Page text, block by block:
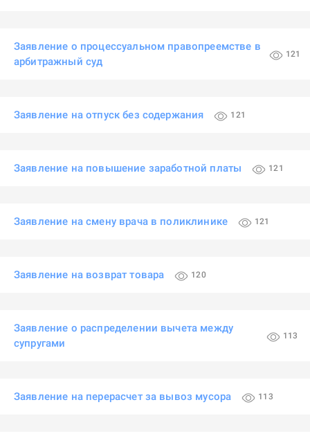
Заявление о процессуальном правопреемстве в
арбитражный суд
121
Заявление на отпуск без содержания 121
Заявление на повышение заработной платы 121
Заявление на смену врача в поликлинике 121
Заявление на возврат товара 120
Заявление о распределении вычета между
супругами
113
Заявление на перерасчет за вывоз мусора 113